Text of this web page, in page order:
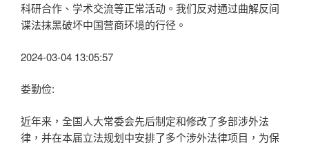
科研合作、学术交流等正常活动。我们反对通过曲解反间
谍法抹黑破坏中国营商环境的行径。
2024-03-04 13:05:57
娄勤俭:
近年来，全国人大常委会先后制定和修改了多部涉外法
律，并在本届立法规划中安排了多个涉外法律项目，为保